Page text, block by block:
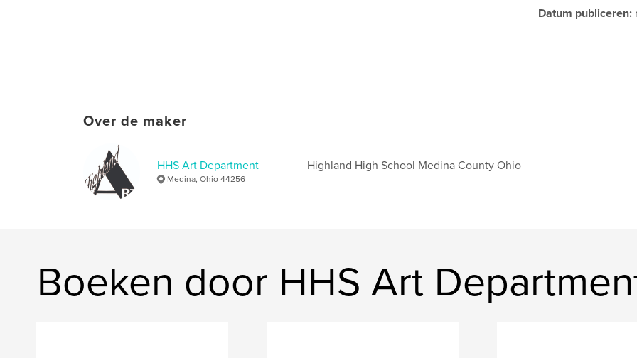
Datum publiceren:
Over de maker
HHS Art Department
Medina, Ohio 44256
Highland High School Medina County Ohio
Boeken door HHS Art